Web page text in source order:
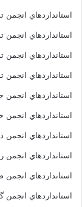
استانداردهاي انجمن
استانداردهاي انجمن
استانداردهاي انجمن
استانداردهاي انجمن
استانداردهاي انجمن
استانداردهاي انجمن
استانداردهاي انجمن
استانداردهاي انجمن
استانداردهاي انجمن
استانداردهاي انجمن